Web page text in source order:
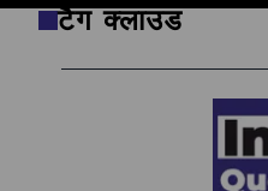
टैग क्लाउड